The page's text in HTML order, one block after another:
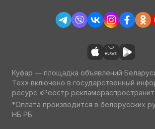
Куфар — площадка объявлений
Тех» включено в государственный
ресурс «Реестр
*Оплата производится в белорусских
НБ РБ.